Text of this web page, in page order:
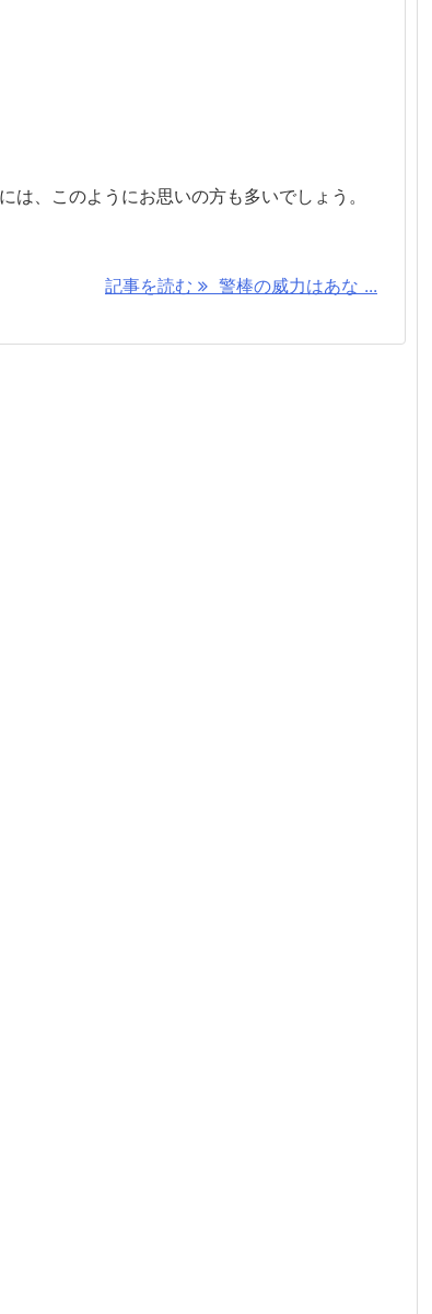
、このようにお思いの方も多いでしょう。
記事を読む 警棒の威力はあな ...